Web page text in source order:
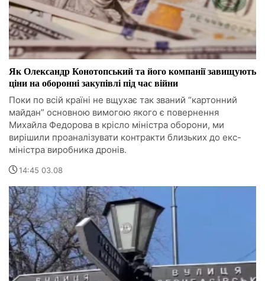
Як Олександр Конотопський та його компанії завищують
ціни на оборонні закупівлі під час війни
Поки по всій країні не вщухає так званий “картонний
майдан” основною вимогою якого є повернення
Михайла Федорова в крісло міністра оборони, ми
вирішили проаналізувати контракти близьких до екс-
міністра виробника дронів.
14:45 03.08